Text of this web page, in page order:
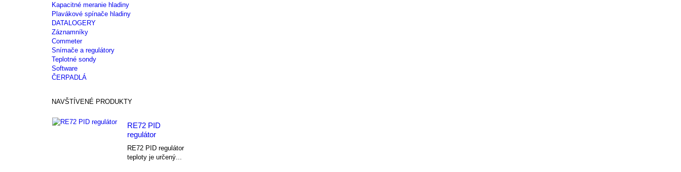
Kapacitné meranie hladiny
Plavákové spínače hladiny
DATALOGERY
Záznamníky
Commeter
Snímače a regulátory
Teplotné sondy
Software
ČERPADLÁ
NAVŠTÍVENÉ PRODUKTY
RE72 PID
regulátor
RE72 PID regulátor
teploty je určený...